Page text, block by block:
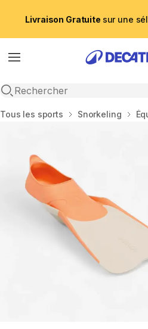
Livraison Gratuite sur une
Menu
Recherche ouverte
Accueil
Tous les sports Snorkeling